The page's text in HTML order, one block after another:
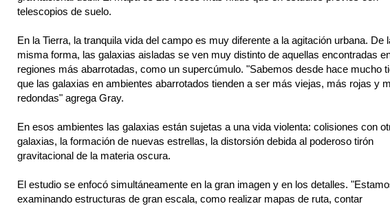
telescopios de suelo.
En la Tierra, la tranquila vida del campo es muy diferente a la agitación urbana. De
misma forma, las galaxias aisladas se ven muy distinto de aquellas encontradas
regiones más abarrotadas, como un supercúmulo. "Sabemos desde hace mucho
que las galaxias en ambientes abarrotados tienden a ser más viejas, más rojas y
redondas" agrega Gray.
En esos ambientes las galaxias están sujetas a una vida violenta: colisiones con
galaxias, la formación de nuevas estrellas, la distorsión debida al poderoso tirón
gravitacional de la materia oscura.
El estudio se enfocó simultáneamente en la gran imagen y en los detalles.
examinando estructuras de gran escala, como realizar mapas de ruta, contar